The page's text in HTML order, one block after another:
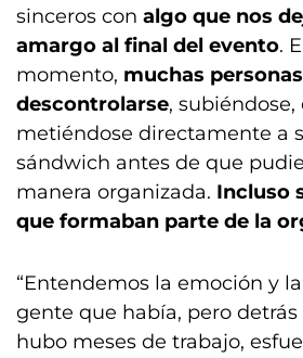
sinceros con algo que nos
amargo al final del evento.
momento, muchas
descontrolarse,
metiéndose directamente a
sándwich antes de que
manera organizada. Incluso
que formaban parte de la
“Entendemos la emoción y
gente que había, pero
hubo meses de trabajo,